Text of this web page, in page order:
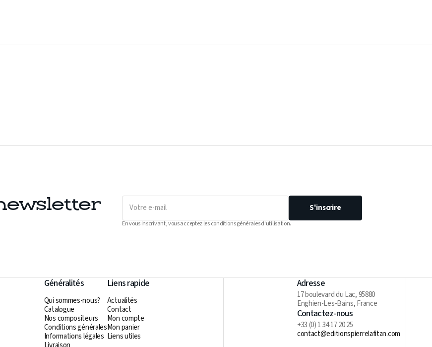
Votre
mail
S'inscrire
En vous inscrivant, vous acceptez les conditions générales d'utilisation.
Généralités
Qui sommes-nous?
Catalogue
Nos compositeurs
Conditions générales
Informations légales
Liens rapide
Actualités
Contact
Mon compte
Mon panier
Liens utiles
Adresse
17 boulevard du Lac, 95880
Enghien-Les-Bains, France
Contactez-nous
+33 (0) 1 34 17 20 25
contact@editionspierrelafitan.com